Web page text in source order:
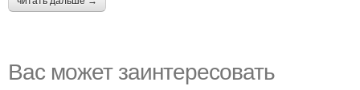
Вас может заинтересовать